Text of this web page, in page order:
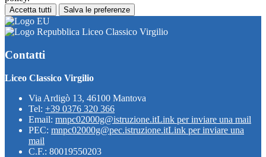
Accetta tutti Salva le preferenze
Liceo Classico Virgilio
Contatti
Liceo Classico Virgilio
Via Ardigò 13, 46100 Mantova
Tel: +39 0376 320 366
Email: mnpc02000g@istruzione.itLink per inviare una mail
PEC: mnpc02000g@pec.istruzione.itLink per inviare una
mail
C.F.: 80019550203